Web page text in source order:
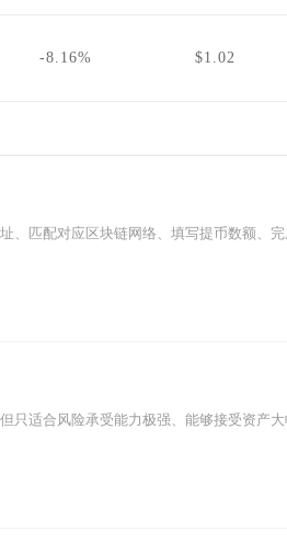
-8.16% $1.02
、匹配对应区块链网络、填写提币数额、
只适合风险承受能力极强、能够接受资产